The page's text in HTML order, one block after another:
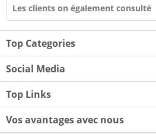
Les clients on également consulté
Top Categories
Social Media
Top Links
Vos avantages avec nous